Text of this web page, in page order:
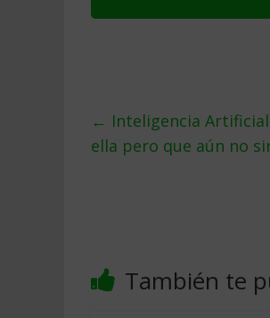
← Inteligencia
ella pero que aún no
También te